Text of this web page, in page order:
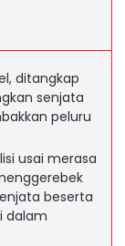
ditangkap
senjata
peluru
usai merasa
beserta
dalam